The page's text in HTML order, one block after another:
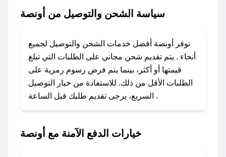
### كيف تحصل على كود خصم من أونصة؟
باستخدام تطبيق صحصح، يمكنك العثور بسهولة على
تواصل معنا عبر تويتر أو البريد الإلكتروني لإضافته
بسرعة.
### كيفية استخدام كود خصم أونصة؟
1. انسخ كود الخصم من تطبيق صحصح.
2. الصقه في خانة الدفع عند التسوق من أونصة.
### ماذا أفعل إذا لم يعمل كود الخصم؟
سياسة الشحن والتوصيل من أونصة
توفر أونصة أفضل خدمات الشحن والتوصيل لجميع
أنحاء . يتم تقديم شحن مجاني على الطلبات التي تبلغ
قيمتها أو أكثر، بينما يتم فرض رسوم رمزية على
الطلبات الأقل من ذلك. للاستفادة من خيار التوصيل
السريع، يرجى تقديم طلبك قبل الساعة .
خيارات الدفع الآمنة مع أونصة